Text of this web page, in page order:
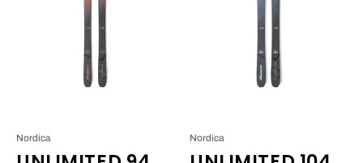
25/26_1
Nordica
25/26_1
Nordica